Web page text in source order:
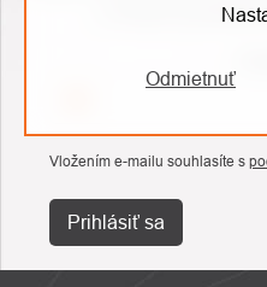
Odmietnuť
o nových
Vložením e-mailu souhlasíte s
Prihlásiť sa